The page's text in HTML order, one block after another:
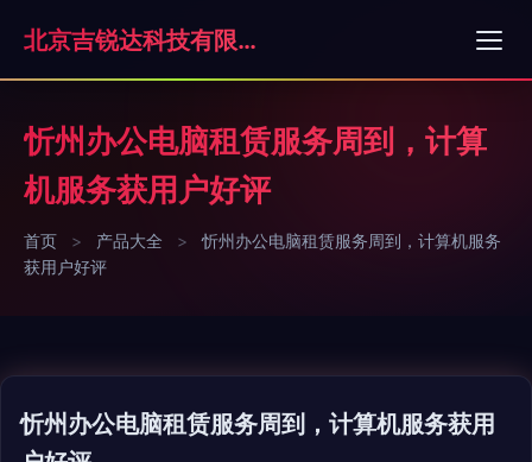
北京吉锐达科技有限公司
忻州办公电脑租赁服务周到，计算
机服务获用户好评
首页 > 产品大全 >
忻州办公电脑租赁服务周到，计算机服务
获用户好评
忻州办公电脑租赁服务周到，计算机服务获用